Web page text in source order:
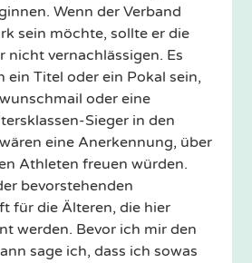
Wenn der Verband
sein möchte, sollte er die
nicht vernachlässigen. Es
ein Titel oder ein Pokal sein,
oder eine
Sieger in den
eine Anerkennung, über
Athleten freuen würden.
bevorstehenden
für die Älteren, die hier
werden. Bevor ich mir den
sage ich, dass ich sowas